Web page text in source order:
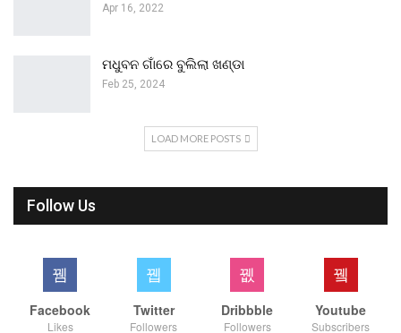
Apr 16, 2022
ମଧୁବନ ଗାଁରେ ବୁଲିଲା ଖଣ୍ଡା
Feb 25, 2024
LOAD MORE POSTS
Follow Us
Facebook
Likes
Twitter
Followers
Dribbble
Followers
Youtube
Subscribers